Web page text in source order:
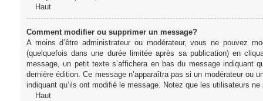
Haut
Comment modifier ou supprimer un message?
A moins d’être administrateur ou modérateur, vous ne pouvez
(quelquefois dans une durée limitée après sa publication) en
message, un petit texte s’affichera en bas du message indiquant
dernière édition. Ce message n’apparaîtra pas si un modérateur
indiquant qu’ils ont modifié le message. Notez que les utilisateurs
Haut